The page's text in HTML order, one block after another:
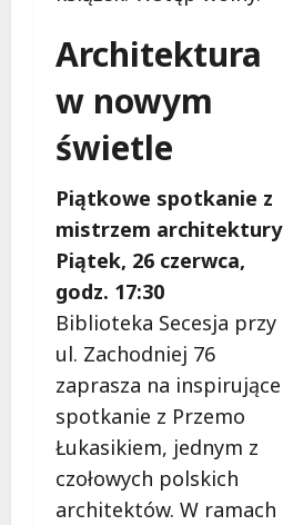
Architektura
w nowym
świetle
Piątkowe spotkanie z
mistrzem architektury
Piątek, 26 czerwca,
godz. 17:30
Biblioteka Secesja przy
ul. Zachodniej 76
zaprasza na inspirujące
spotkanie z Przemo
Łukasikiem, jednym z
czołowych polskich
architektów. W ramach